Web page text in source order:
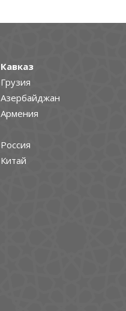
Кавказ
Грузия
Азербайджан
Армения
Россия
Китай